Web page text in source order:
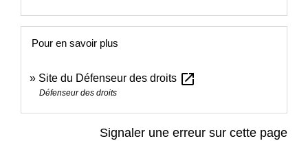
Pour en savoir plus
Site du Défenseur des droits open_in_new
Défenseur des droits
Signaler une erreur sur cette page